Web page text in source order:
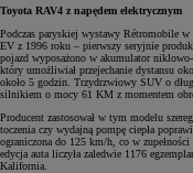
Toyota RAV4 z napędem elektrycznym
Podczas paryskiej wystawy Rétromobile
EV z 1996 roku – pierwszy seryjnie
pojazd wyposażono w akumulator
który umożliwiał przejechanie dystansu
około 5 godzin. Trzydrzwiowy SUV o
silnikiem o mocy 61 KM z momentem
Producent zastosował w tym modelu
toczenia czy wydajną pompę ciepła
ograniczona do 125 km/h, co w
edycja auta liczyła zaledwie 1176
Kalifornia.